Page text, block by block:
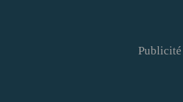
Publicité